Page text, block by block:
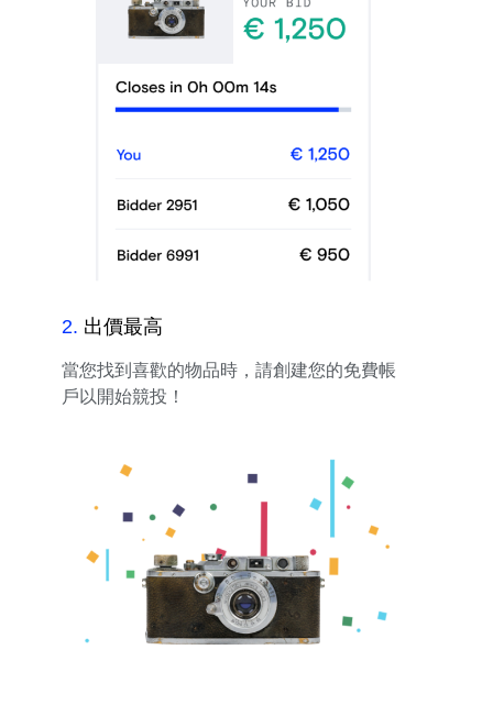
2. 出價最高
當您找到喜歡的物品時，請創建您的免費帳
戶以開始競投！